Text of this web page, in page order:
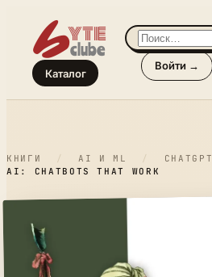
Каталог
Войти →
КНИГИ / AI И ML / CHATGPT
AI: CHATBOTS THAT WORK